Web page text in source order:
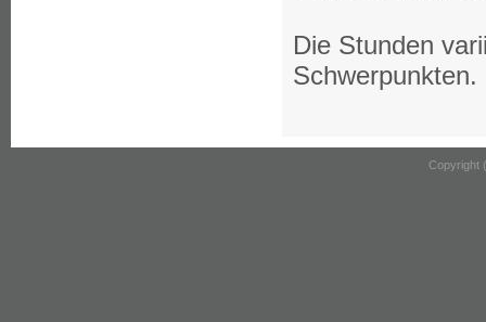
Die Stunden
Schwerpunkten.
Copyright